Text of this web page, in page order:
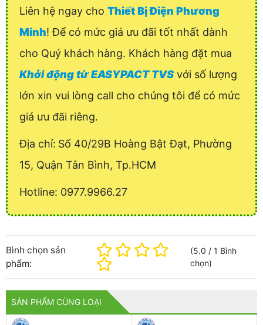
Liên hệ ngay cho Thiết Bị Điện Phương
Minh! Để có mức giá ưu đãi tốt nhất dành
cho Quý khách hàng. Khách hàng đặt mua
Khởi động từ EASYPACT TVS với số lượng
lớn xin vui lòng call cho chúng tôi để có mức
giá ưu đãi riêng.
Địa chỉ: Số 40/29B Hoàng Bật Đạt, Phường
15, Quận Tân Bình, Tp.HCM
Hotline: 0977.9966.27
Bình chọn sản
phẩm:
(5.0 /1 Bình
chọn)
SẢN PHẨM CÙNG LOẠI